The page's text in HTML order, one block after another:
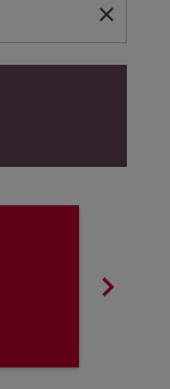
close
chevron_right